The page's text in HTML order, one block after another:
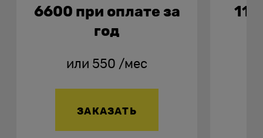
6600 при оплате за
год
или 550 /мес
ЗАКАЗАТЬ